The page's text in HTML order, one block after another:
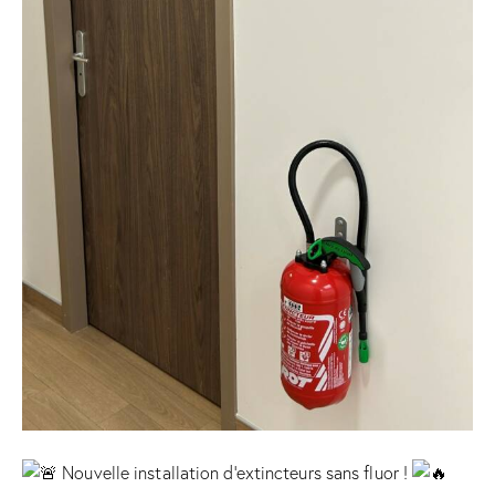
Nouvelle installation d’extincteurs sans fluor !